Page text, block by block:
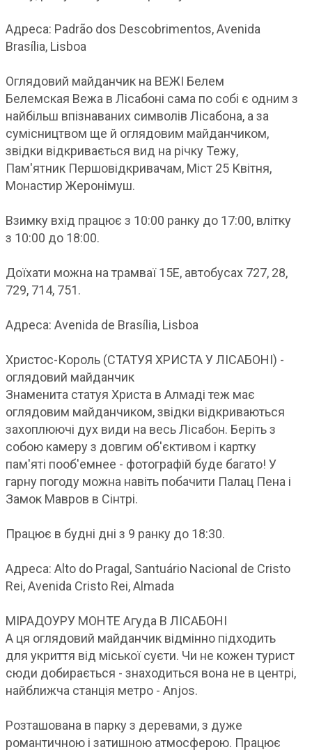
Адреса: Padrão dos Descobrimentos, Avenida
Brasília, Lisboa
Оглядовий майданчик на ВЕЖІ Белем
Белемская Вежа в Лісабоні сама по собі є одним з
найбільш впізнаваних символів Лісабона, а за
сумісництвом ще й оглядовим майданчиком,
звідки відкривається вид на річку Тежу,
Пам'ятник Першовідкривачам, Міст 25 Квітня,
Монастир Жеронімуш.
Взимку вхід працює з 10:00 ранку до 17:00, влітку
з 10:00 до 18:00.
Доїхати можна на трамваї 15E, автобусах 727, 28,
729, 714, 751.
Адреса: Avenida de Brasília, Lisboa
Христос-Король (СТАТУЯ ХРИСТА У ЛІСАБОНІ) -
оглядовий майданчик
Знаменита статуя Христа в Алмаді теж має
оглядовим майданчиком, звідки відкриваються
захоплюючі дух види на весь Лісабон. Беріть з
собою камеру з довгим об'єктивом і картку
пам'яті пооб'емнее - фотографій буде багато! У
гарну погоду можна навіть побачити Палац Пена і
Замок Мавров в Сінтрі.
Працює в будні дні з 9 ранку до 18:30.
Адреса: Alto do Pragal, Santuário Nacional de Cristo
Rei, Avenida Cristo Rei, Almada
МІРАДОУРУ МОНТЕ Агуда В ЛІСАБОНІ
А ця оглядовий майданчик відмінно підходить
для укриття від міської суєти. Чи не кожен турист
сюди добирається - знаходиться вона не в центрі,
найближча станція метро - Anjos.
Розташована в парку з деревами, з дуже
романтичною і затишною атмосферою. Працює